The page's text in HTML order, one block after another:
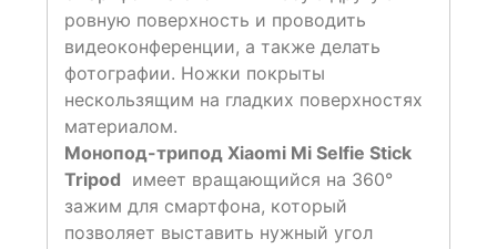
ровную поверхность и проводить
видеоконференции, а также делать
фотографии. Ножки покрыты
нескользящим на гладких поверхностях
материалом.
Монопод-трипод Xiaomi Mi Selfie Stick
Tripod имеет вращающийся на 360°
зажим для смартфона, который
позволяет выставить нужный угол